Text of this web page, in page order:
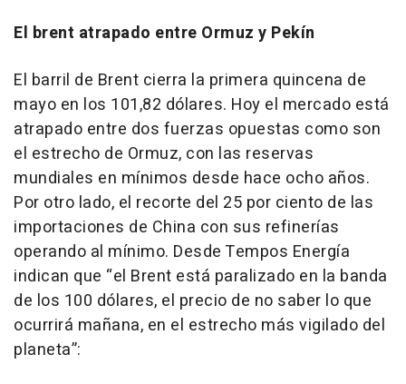
El brent atrapado entre Ormuz y Pekín
El barril de Brent cierra la primera quincena de
mayo en los 101,82 dólares. Hoy el mercado está
atrapado entre dos fuerzas opuestas como son
el estrecho de Ormuz, con las reservas
mundiales en mínimos desde hace ocho años.
Por otro lado, el recorte del 25 por ciento de las
importaciones de China con sus refinerías
operando al mínimo. Desde Tempos Energía
indican que “el Brent está paralizado en la banda
de los 100 dólares, el precio de no saber lo que
ocurrirá mañana, en el estrecho más vigilado del
planeta”: